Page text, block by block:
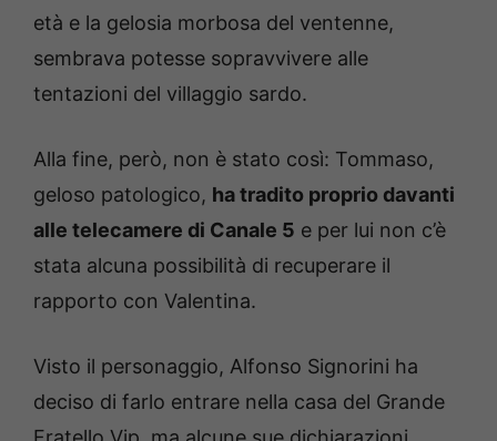
età e la gelosia morbosa del ventenne,
sembrava potesse sopravvivere alle
tentazioni del villaggio sardo.
Alla fine, però, non è stato così: Tommaso,
geloso patologico, ha tradito proprio davanti
alle telecamere di Canale 5 e per lui non c’è
stata alcuna possibilità di recuperare il
rapporto con Valentina.
Visto il personaggio, Alfonso Signorini ha
deciso di farlo entrare nella casa del Grande